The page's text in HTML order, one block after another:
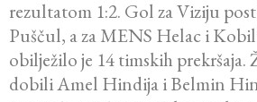
rezultatom 1:2. Gol za Viziju
Puščul, a za MENS Helac i
obilježilo je 14 timskih prekršaja.
dobili Amel Hindija i Belmin